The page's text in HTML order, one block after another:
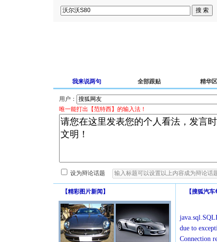
我来说两句 全部跟贴 精华区
用户：
唯一能打出【范特西】的输入法！
设为辩论话题
【精彩图片新闻 】 【搜狐汽车
due to
Connection